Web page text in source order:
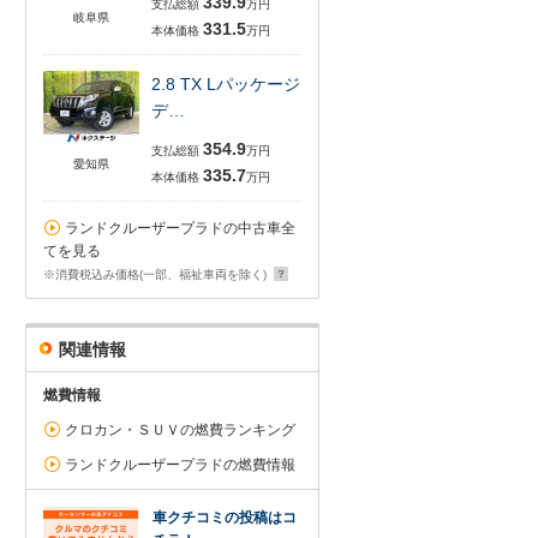
岐阜県
支払総額
万円
本体価格 331.5万円
愛知県
2.8 TX Lパッケージ
デ…
支払総額 354.9万円
本体価格 335.7万円
ランドクルーザープラドの中古車全
てを見る
※消費税込み価格(一部、福祉車両を除く)
関連情報
燃費情報
クロカン・ＳＵＶの燃費ランキング
ランドクルーザープラドの燃費情報
車クチコミの投稿はコ